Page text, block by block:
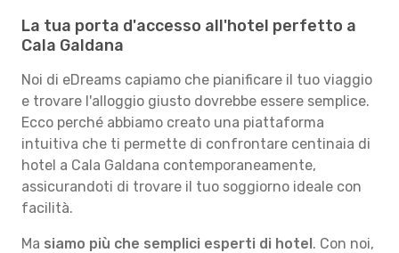
La tua porta d'accesso all'hotel perfetto a
Cala Galdana
Noi di eDreams capiamo che pianificare il tuo viaggio
e trovare l'alloggio giusto dovrebbe essere semplice.
Ecco perché abbiamo creato una piattaforma
intuitiva che ti permette di confrontare centinaia di
hotel a Cala Galdana contemporaneamente,
assicurandoti di trovare il tuo soggiorno ideale con
facilità.
Ma siamo più che semplici esperti di hotel. Con noi,